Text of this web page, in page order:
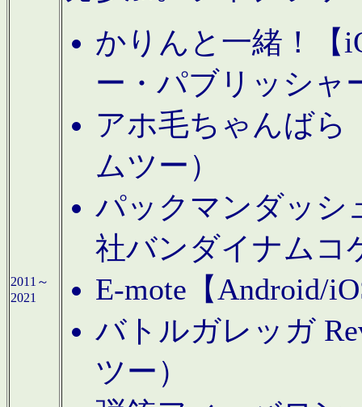
2011～
2021
かりんと一緒！【
ー・パブリッシャ
アホ毛ちゃんばら
ムツー）
パックマンダッシ
社バンダイナムコ
E-mote【Android/
バトルガレッガ
ツー）